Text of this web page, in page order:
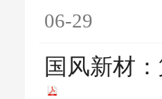
06-29
国风新材